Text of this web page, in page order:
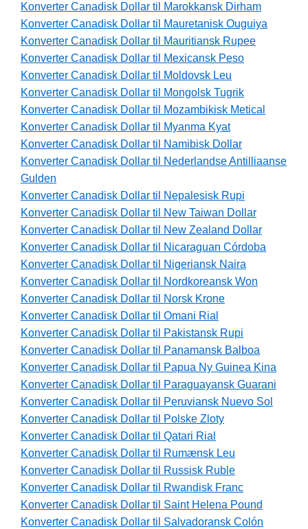
Konverter Canadisk Dollar til Marokkansk Dirham
Konverter Canadisk Dollar til Mauretanisk Ouguiya
Konverter Canadisk Dollar til Mauritiansk Rupee
Konverter Canadisk Dollar til Mexicansk Peso
Konverter Canadisk Dollar til Moldovsk Leu
Konverter Canadisk Dollar til Mongolsk Tugrik
Konverter Canadisk Dollar til Mozambikisk Metical
Konverter Canadisk Dollar til Myanma Kyat
Konverter Canadisk Dollar til Namibisk Dollar
Konverter Canadisk Dollar til Nederlandse Antilliaanse
Gulden
Konverter Canadisk Dollar til Nepalesisk Rupi
Konverter Canadisk Dollar til New Taiwan Dollar
Konverter Canadisk Dollar til New Zealand Dollar
Konverter Canadisk Dollar til Nicaraguan Córdoba
Konverter Canadisk Dollar til Nigeriansk Naira
Konverter Canadisk Dollar til Nordkoreansk Won
Konverter Canadisk Dollar til Norsk Krone
Konverter Canadisk Dollar til Omani Rial
Konverter Canadisk Dollar til Pakistansk Rupi
Konverter Canadisk Dollar til Panamansk Balboa
Konverter Canadisk Dollar til Papua Ny Guinea Kina
Konverter Canadisk Dollar til Paraguayansk Guarani
Konverter Canadisk Dollar til Peruviansk Nuevo Sol
Konverter Canadisk Dollar til Polske Zloty
Konverter Canadisk Dollar til Qatari Rial
Konverter Canadisk Dollar til Rumænsk Leu
Konverter Canadisk Dollar til Russisk Ruble
Konverter Canadisk Dollar til Rwandisk Franc
Konverter Canadisk Dollar til Saint Helena Pound
Konverter Canadisk Dollar til Salvadoransk Colón